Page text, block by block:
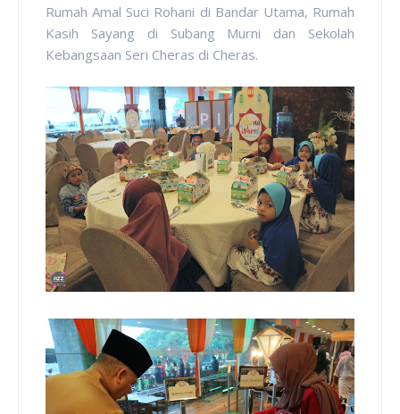
Rumah Amal Suci Rohani di Bandar Utama, Rumah
Kasih Sayang di Subang Murni dan Sekolah
Kebangsaan Seri Cheras di Cheras.